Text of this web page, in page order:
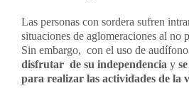
Las personas con sordera sufren
situaciones de aglomeraciones al no
Sin embargo, con el uso de
disfrutar de su independencia y
para realizar las actividades de la